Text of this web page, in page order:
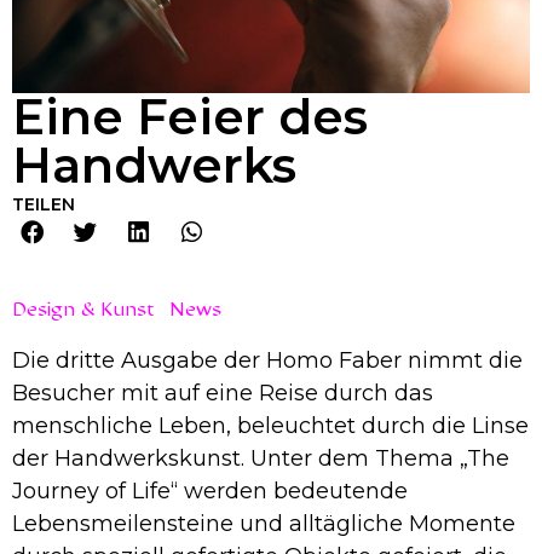
Eine Feier des
Handwerks
TEILEN
Design & Kunst News
Die dritte Ausgabe der Homo Faber nimmt die
Besucher mit auf eine Reise durch das
menschliche Leben, beleuchtet durch die Linse
der Handwerkskunst. Unter dem Thema „The
Journey of Life“ werden bedeutende
Lebensmeilensteine und alltägliche Momente